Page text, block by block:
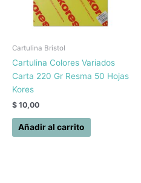
Cartulina Bristol
Cartulina Colores Variados
Carta 220 Gr Resma 50 Hojas
Kores
$ 10,00
Añadir al carrito